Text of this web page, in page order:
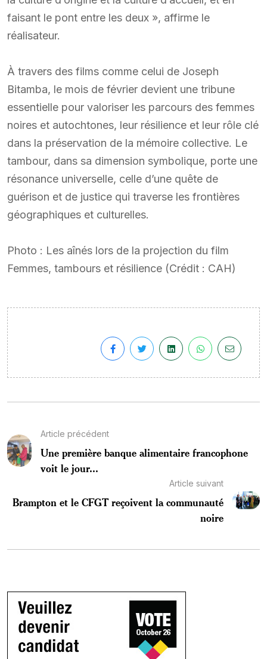
faisant le pont entre les deux », affirme le
réalisateur.
À travers des films comme celui de Joseph
Bitamba, le mois de février devient une tribune
essentielle pour valoriser les parcours des femmes
noires et autochtones, leur résilience et leur rôle clé
dans la préservation de la mémoire collective. Le
tambour, dans sa dimension symbolique, porte une
résonance universelle, celle d’une quête de
guérison et de justice qui traverse les frontières
géographiques et culturelles.
Photo : Les aînés lors de la projection du film
Femmes, tambours et résilience (Crédit : CAH)
Article précédent
Une première banque alimentaire francophone
voit le jour...
Article suivant
Brampton et le CFGT reçoivent la communauté
noire